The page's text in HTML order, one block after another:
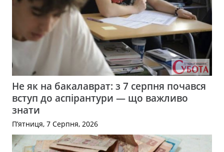
Не як на бакалаврат: з 7 серпня почався
вступ до аспірантури — що важливо
знати
П’ятниця, 7 Серпня, 2026